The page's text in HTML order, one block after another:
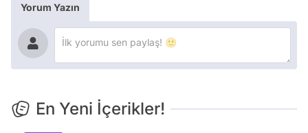
Yorum Yazın
En Yeni İçerikler!